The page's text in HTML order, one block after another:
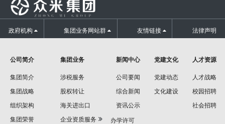
政府机构 集团业务网站群 友情链接 法律声明
公司简介
集团简介
集团战略
组织架构
集团荣誉
集团业务
涉税服务
股权转让
海关进出口
企业资质服务
办学许可
新闻中心
公司要闻
综合新闻
资讯公示
党建文化
党建动态
文化建设
人才资源
人才战略
校园招聘
社会招聘